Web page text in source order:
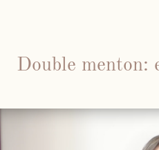
Double menton:
Me contacter par WhatsApp